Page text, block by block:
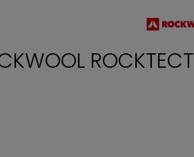
ROCKTECT